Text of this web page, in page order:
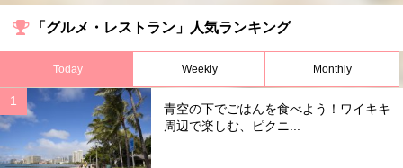
「グルメ・レストラン」人気ランキング
Today Weekly Monthly
青空の下でごはんを食べよう！ワイキキ
周辺で楽しむ、ピクニ...